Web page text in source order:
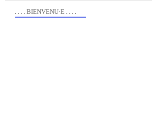
. . . . BIENVENU·E . . . .